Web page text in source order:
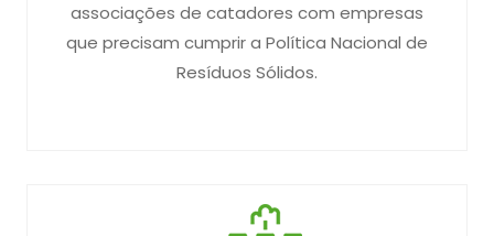
associações de catadores com empresas
que precisam cumprir a Política Nacional de
Resíduos Sólidos.